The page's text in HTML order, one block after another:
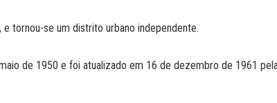
tornou-se um distrito urbano independente.
de 1950 e foi atualizado em 16 de dezembro de 1961